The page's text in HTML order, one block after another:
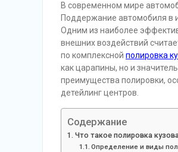
В современном мире
Поддержание автомобиля в
Одним из наиболее
внешних воздействий
по комплексной полировка
как царапины, но и
преимущества полировки,
детейлинг центров.
Содержание
Что такое полировка
Определение и виды